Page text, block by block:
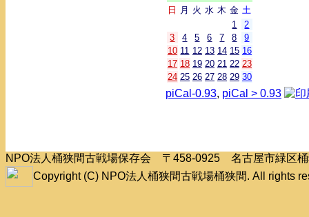
日 月 火 水 木 金 土
1
2
3
4 5 6 7 8
9
10 11 12 13 14 15 16
17 18 19 20 21 22 23
24 25 26 27 28 29 30
piCal-0.93, piCal > 0.93
NPO法人桶狭間古戦場保存会 〒458-0925 名古屋市緑区
Copyright (C) NPO法人桶狭間古戦場桶狭間. All rights